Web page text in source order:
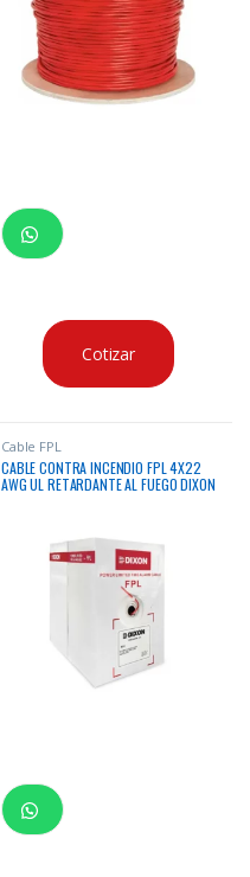
Cotizar
Cable FPL
CABLE CONTRA INCENDIO FPL 4X22
AWG UL RETARDANTE AL FUEGO DIXON